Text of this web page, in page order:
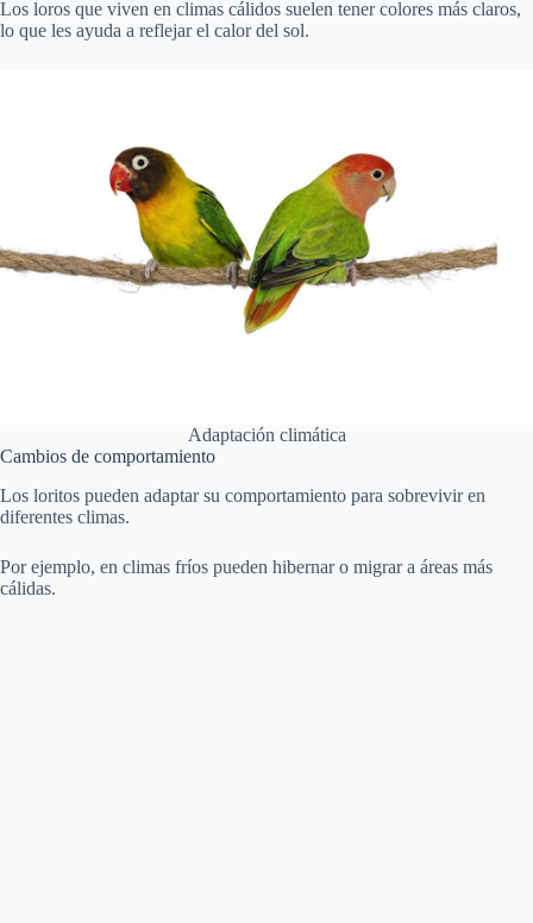
Los loros que viven en climas cálidos suelen tener colores más claros,
lo que les ayuda a reflejar el calor del sol.
Adaptación climática
Cambios de comportamiento
Los loritos pueden adaptar su comportamiento para sobrevivir en
diferentes climas.
Por ejemplo, en climas fríos pueden hibernar o migrar a áreas más
cálidas.